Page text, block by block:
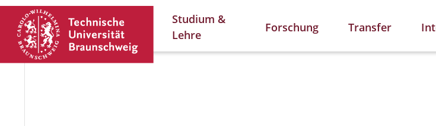
Studium &
Lehre
Forschung Transfer